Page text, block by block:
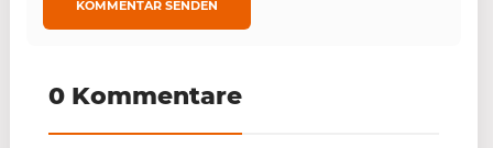
0 Kommentare